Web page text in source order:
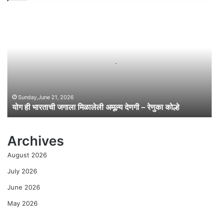
ला
मि
ले
ली
अ
मू
दे
ण
Sunday,June 21, 2026
योग ही भारताची जगाला मिळालेली अमूल्य देणगी – रेणुका कोल्हे
Archives
August 2026
July 2026
June 2026
May 2026